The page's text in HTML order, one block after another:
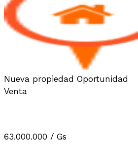
Nueva propiedad Oportunidad
Venta
63.000.000 / Gs